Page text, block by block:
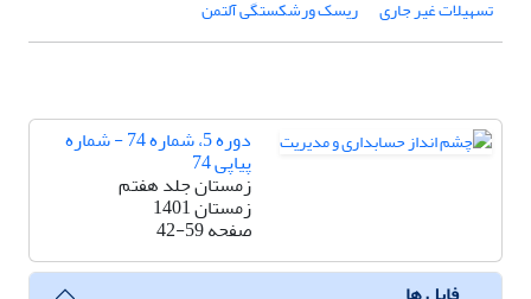
تسهیلات غیر جاری ریسک ورشکستگی آلتمن
دوره 5، شماره 74 - شماره
پیاپی 74
زمستان جلد هفتم
زمستان 1401
صفحه42-59